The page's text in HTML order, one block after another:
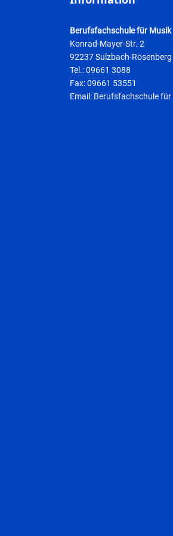
Berufsfachschule für Musik
Konrad-Mayer-Str. 2
92237 Sulzbach-Rosenberg
Tel.: 09661 3088
Fax: 09661 53551
Email: Berufsfachschule für